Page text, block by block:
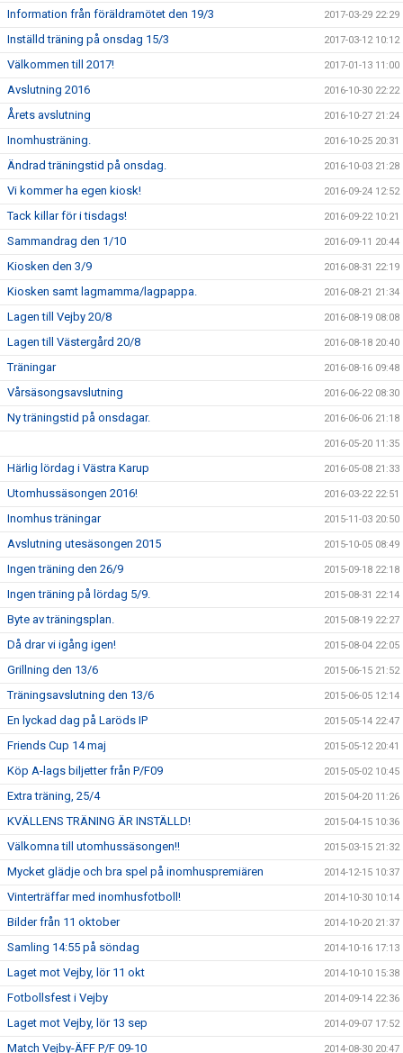
Information från föräldramötet den 19/3 2017-03-29 22:29
Inställd träning på onsdag 15/3 2017-03-12 10:12
Välkommen till 2017! 2017-01-13 11:00
Avslutning 2016 2016-10-30 22:22
Årets avslutning 2016-10-27 21:24
Inomhusträning. 2016-10-25 20:31
Ändrad träningstid på onsdag. 2016-10-03 21:28
Vi kommer ha egen kiosk! 2016-09-24 12:52
Tack killar för i tisdags! 2016-09-22 10:21
Sammandrag den 1/10 2016-09-11 20:44
Kiosken den 3/9 2016-08-31 22:19
Kiosken samt lagmamma/lagpappa. 2016-08-21 21:34
Lagen till Vejby 20/8 2016-08-19 08:08
Lagen till Västergård 20/8 2016-08-18 20:40
Träningar 2016-08-16 09:48
Vårsäsongsavslutning 2016-06-22 08:30
Ny träningstid på onsdagar. 2016-06-06 21:18
2016-05-20 11:35
Härlig lördag i Västra Karup 2016-05-08 21:33
Utomhussäsongen 2016! 2016-03-22 22:51
Inomhus träningar 2015-11-03 20:50
Avslutning utesäsongen 2015 2015-10-05 08:49
Ingen träning den 26/9 2015-09-18 22:18
Ingen träning på lördag 5/9. 2015-08-31 22:14
Byte av träningsplan. 2015-08-19 22:27
Då drar vi igång igen! 2015-08-04 22:05
Grillning den 13/6 2015-06-15 21:52
Träningsavslutning den 13/6 2015-06-05 12:14
En lyckad dag på Laröds IP 2015-05-14 22:47
Friends Cup 14 maj 2015-05-12 20:41
Köp A-lags biljetter från P/F09 2015-05-02 10:45
Extra träning, 25/4 2015-04-20 11:26
KVÄLLENS TRÄNING ÄR INSTÄLLD! 2015-04-15 10:36
Välkomna till utomhussäsongen!! 2015-03-15 21:32
Mycket glädje och bra spel på inomhuspremiären 2014-12-15 10:37
Vinterträffar med inomhusfotboll! 2014-10-30 10:14
Bilder från 11 oktober 2014-10-20 21:37
Samling 14:55 på söndag 2014-10-16 17:13
Laget mot Vejby, lör 11 okt 2014-10-10 15:38
Fotbollsfest i Vejby 2014-09-14 22:36
Laget mot Vejby, lör 13 sep 2014-09-07 17:52
Match Vejby-ÄFF P/F 09-10 2014-08-30 20:47